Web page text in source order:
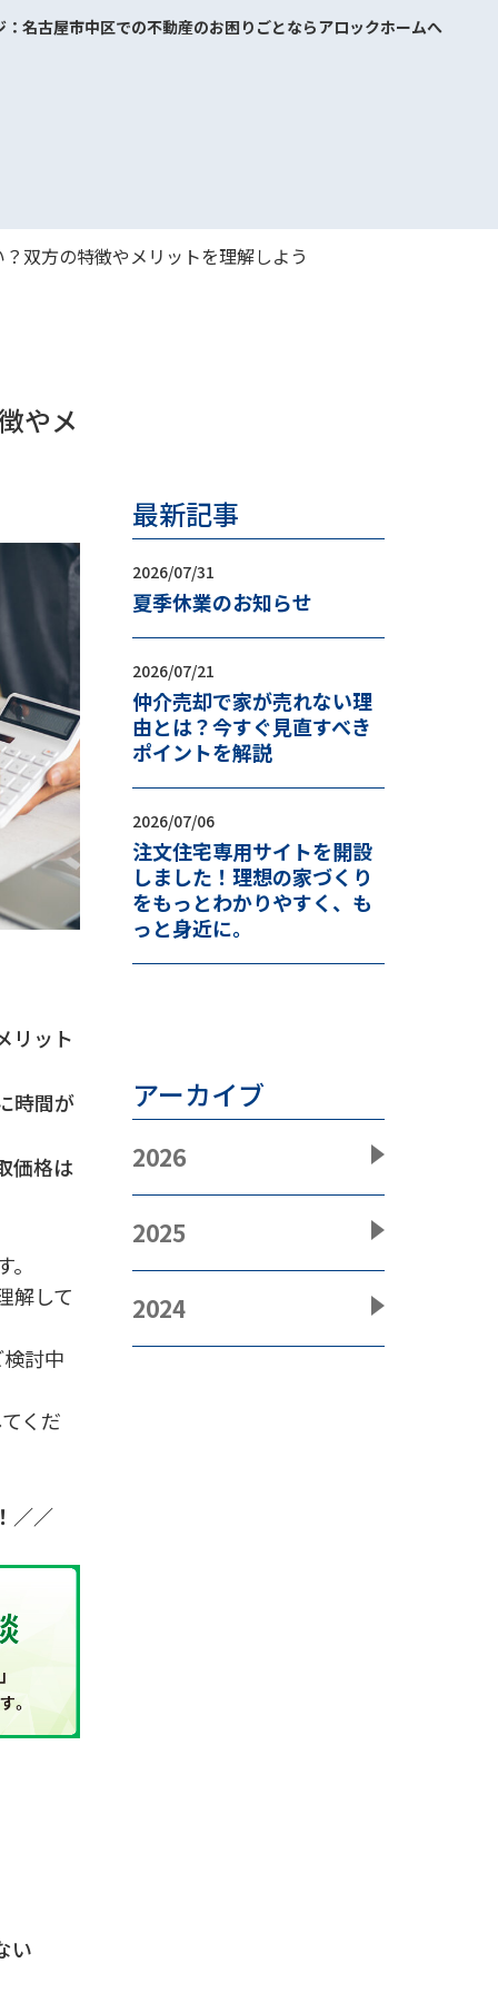
名古屋市中区での不動産のお困りごとならアロックホームへ
双方の特徴やメリットを理解しよう
やメ
リット
時間が
価格は
解して
討中
くだ
／／
い
最新記事
2026/07/31
夏季休業のお知らせ
2026/07/21
仲介売却で家が売れない理
由とは？今すぐ見直すべき
ポイントを解説
2026/07/06
注文住宅専用サイトを開設
しました！理想の家づくり
をもっとわかりやすく、も
っと身近に。
アーカイブ
2026
2025
2024